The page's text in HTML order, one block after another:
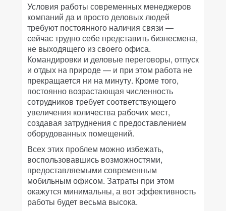
Условия работы современных менеджеров
компаний да и просто деловых людей
требуют постоянного наличия связи —
сейчас трудно себе представить бизнесмена,
не выходящего из своего офиса.
Командировки и деловые переговоры, отпуск
и отдых на природе — и при этом работа не
прекращается ни на минуту. Кроме того,
постоянно возрастающая численность
сотрудников требует соответствующего
увеличения количества рабочих мест,
создавая затруднения с предоставлением
оборудованных помещений.
Всех этих проблем можно избежать,
воспользовавшись возможностями,
предоставляемыми современным
мобильным офисом. Затраты при этом
окажутся минимальны, а вот эффективность
работы будет весьма высока.